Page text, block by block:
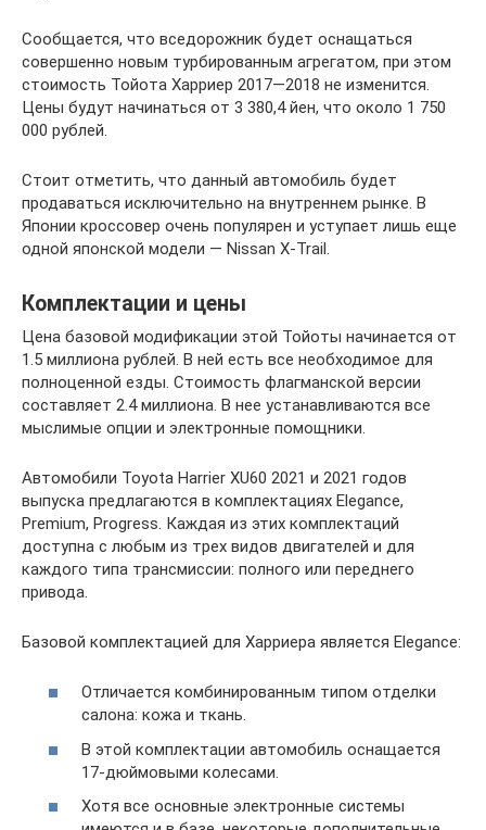
Сообщается, что вседорожник будет оснащаться
совершенно новым турбированным агрегатом, при этом
стоимость Тойота Харриер 2017—2018 не изменится.
Цены будут начинаться от 3 380,4 йен, что около 1 750
000 рублей.
Стоит отметить, что данный автомобиль будет
продаваться исключительно на внутреннем рынке. В
Японии кроссовер очень популярен и уступает лишь еще
одной японской модели — Nissan X-Trail.
Комплектации и цены
Цена базовой модификации этой Тойоты начинается от
1.5 миллиона рублей. В ней есть все необходимое для
полноценной езды. Стоимость флагманской версии
составляет 2.4 миллиона. В нее устанавливаются все
мыслимые опции и электронные помощники.
Автомобили Toyota Harrier XU60 2021 и 2021 годов
выпуска предлагаются в комплектациях Elegance,
Premium, Progress. Каждая из этих комплектаций
доступна с любым из трех видов двигателей и для
каждого типа трансмиссии: полного или переднего
привода.
Базовой комплектацией для Харриера является Elegance:
Отличается комбинированным типом отделки
салона: кожа и ткань.
В этой комплектации автомобиль оснащается
17-дюймовыми колесами.
Хотя все основные электронные системы